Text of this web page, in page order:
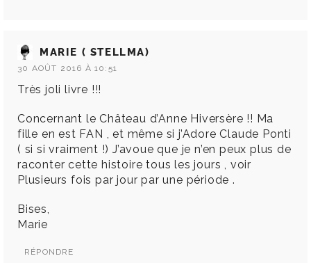
MARIE ( STELLMA)
30 AOÛT 2016 À 10:51
Très joli livre !!!
Concernant le Château d’Anne Hiversère !! Ma
fille en est FAN , et même si j’Adore Claude Ponti
( si si vraiment !) J’avoue que je n’en peux plus de
raconter cette histoire tous les jours , voir
Plusieurs fois par jour par une période .
Bises,
Marie
RÉPONDRE